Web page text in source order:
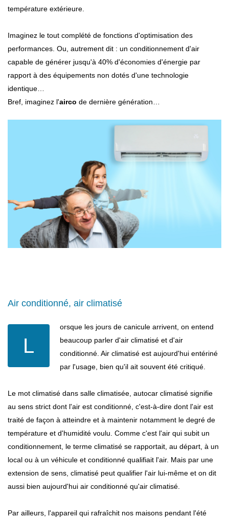
température extérieure.
Imaginez le tout complété de fonctions d'optimisation des
performances. Ou, autrement dit : un conditionnement d'air
capable de générer jusqu'à 40% d'économies d'énergie par
rapport à des équipements non dotés d'une technologie
identique…
Bref, imaginez l'airco de dernière génération…
Air conditionné, air climatisé
L
orsque les jours de canicule arrivent, on entend
beaucoup parler d'air climatisé et d'air
conditionné. Air climatisé est aujourd'hui entériné
par l'usage, bien qu'il ait souvent été critiqué.
Le mot climatisé dans salle climatisée, autocar climatisé signifie
au sens strict dont l'air est conditionné, c'est-à-dire dont l'air est
traité de façon à atteindre et à maintenir notamment le degré de
température et d'humidité voulu. Comme c'est l'air qui subit un
conditionnement, le terme climatisé se rapportait, au départ, à un
local ou à un véhicule et conditionné qualifiait l'air. Mais par une
extension de sens, climatisé peut qualifier l'air lui-même et on dit
aussi bien aujourd'hui air conditionné qu'air climatisé.
Par ailleurs, l'appareil qui rafraîchit nos maisons pendant l'été